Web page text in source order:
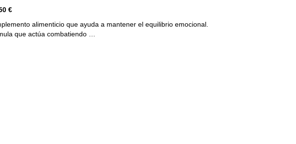
€
alimenticio que ayuda a mantener el equilibrio emocional.
que actúa combatiendo …